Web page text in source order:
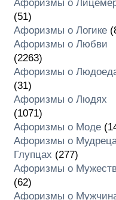
Афоризмы о
(51)
Афоризмы о Логике
Афоризмы о Любви
(2263)
Афоризмы о
(31)
Афоризмы о Людях
(1071)
Афоризмы о Моде
Афоризмы о
Глупцах (277)
Афоризмы о
(62)
Афоризмы о